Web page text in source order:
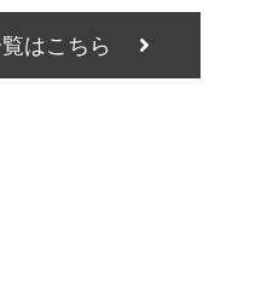
覧はこちら